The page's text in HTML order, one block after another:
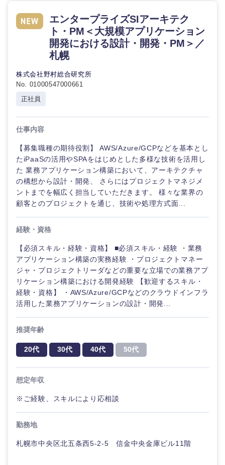
エンタープライズSIアーキテク
ト・PM＜大規模アプリケーション
開発における設計・開発・PM＞／
札幌
株式会社野村総合研究所
No. 01000547000661
正社員
仕事内容
【募集職種の期待役割】 AWS/Azure/GCPなどを基本とし
たiPaaSの活用やSPAをはじめとした多様な技術を活用し
た 業務アプリケーション構築において、アーキテクチャ
の構想から設計・開発、 さらにはプロジェクトマネジメ
ントまでを幅広く担当していただきます。 様々な業界の
顧客とのプロジェクトを通じ、技術や処理方式面...
経験・資格
【必須スキル・経験・資格】 ■必須スキル・経験 ・業務
アプリケーション構築の実務経験 ・プロジェクトマネー
ジャ・プロジェクトリーダなどの重要な立場での業務アプ
リケーション構築における開発経験 【歓迎するスキル・
経験・資格】 ・AWS/Azure/GCPなどのクラウドインフラ
活用した業務アプリケーションの設計・開発...
推奨年齢
20代 30代 40代 50代
想定年収
※ご経験、スキルにより応相談
勤務地
札幌市中央区北五条西5-2-5 信金中央金庫ビル11階